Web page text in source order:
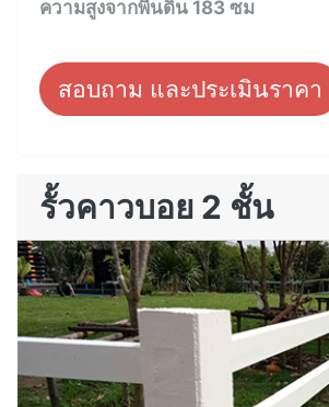
ความสูงจากพื้นดิน 183 ซม
สอบถาม และประเมินราคา
รั้วคาวบอย 2 ชั้น